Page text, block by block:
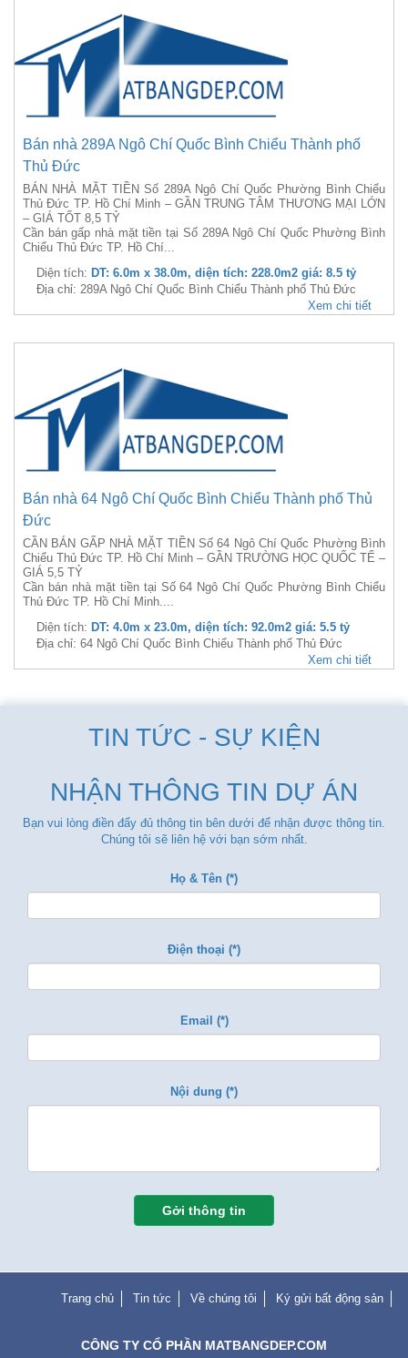
Bán nhà 289A Ngô Chí Quốc Bình Chiểu Thành phố
Thủ Đức
BÁN NHÀ MẶT TIỀN Số 289A Ngô Chí Quốc Phường Bình Chiểu
Thủ Đức TP. Hồ Chí Minh – GẦN TRUNG TÂM THƯƠNG MẠI LỚN
– GIÁ TỐT 8,5 TỶ
Cần bán gấp nhà mặt tiền tại Số 289A Ngô Chí Quốc Phường Bình
Chiểu Thủ Đức TP. Hồ Chí...
Diện tích: DT: 6.0m x 38.0m, diện tích: 228.0m2 giá: 8.5 tỷ
Địa chỉ: 289A Ngô Chí Quốc Bình Chiểu Thành phố Thủ Đức
Xem chi tiết
Bán nhà 64 Ngô Chí Quốc Bình Chiểu Thành phố Thủ
Đức
CẦN BÁN GẤP NHÀ MẶT TIỀN Số 64 Ngô Chí Quốc Phường Bình
Chiểu Thủ Đức TP. Hồ Chí Minh – GẦN TRƯỜNG HỌC QUỐC TẾ –
GIÁ 5,5 TỶ
Cần bán nhà mặt tiền tại Số 64 Ngô Chí Quốc Phường Bình Chiểu
Thủ Đức TP. Hồ Chí Minh....
Diện tích: DT: 4.0m x 23.0m, diện tích: 92.0m2 giá: 5.5 tỷ
Địa chỉ: 64 Ngô Chí Quốc Bình Chiểu Thành phố Thủ Đức
Xem chi tiết
TIN TỨC - SỰ KIỆN
NHẬN THÔNG TIN DỰ ÁN
Bạn vui lòng điền đẩy đủ thông tin bên dưới để nhận được thông tin.
Chúng tôi sẽ liên hệ với bạn sớm nhất.
Họ & Tên (*)
Điện thoại (*)
Email (*)
Nội dung (*)
Gởi thông tin
Trang chủ Tin tức Về chúng tôi Ký gửi bất động sản
CÔNG TY CỔ PHẦN MATBANGDEP.COM